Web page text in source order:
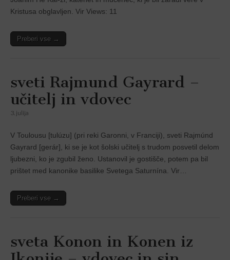
Kristusa obglavljen. Vir Views: 11
Preberi vse →
sveti Rajmund Gayrard –
učitelj in vdovec
3. julija
V Toulousu [tulúzu] (pri reki Garonni, v Franciji), sveti Rajmúnd
Gayrard [gerár], ki se je kot šolski učitelj s trudom posvetil delom
ljubezni, ko je zgubil ženo. Ustanovil je gostišče, potem pa bil
prištet med kanonike basilike Svetega Saturnína. Vir…
Preberi vse →
sveta Konon in Konen iz